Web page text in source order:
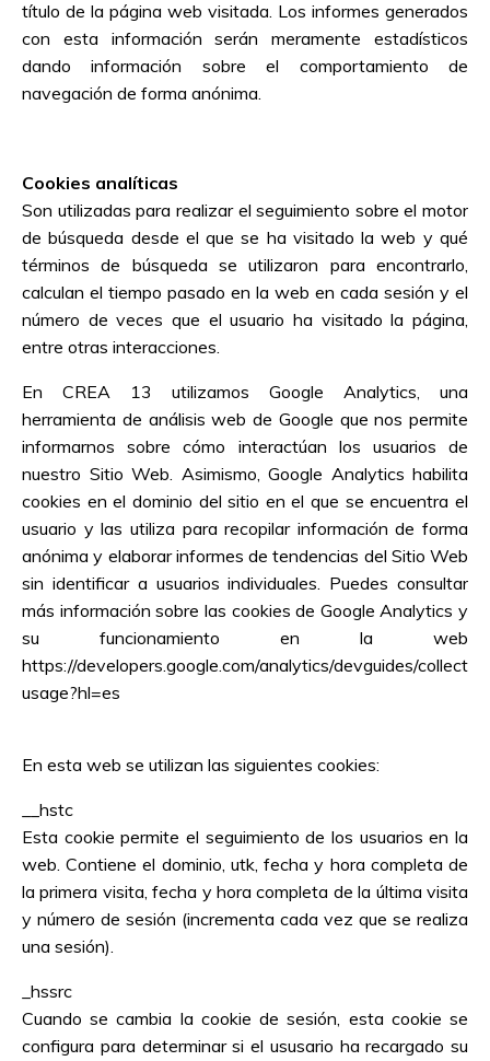
título de la página web visitada. Los informes generados
con esta información serán meramente estadísticos
dando información sobre el comportamiento de
navegación de forma anónima.
Cookies analíticas
Son utilizadas para realizar el seguimiento sobre el motor
de búsqueda desde el que se ha visitado la web y qué
términos de búsqueda se utilizaron para encontrarlo,
calculan el tiempo pasado en la web en cada sesión y el
número de veces que el usuario ha visitado la página,
entre otras interacciones.
En CREA 13 utilizamos Google Analytics, una
herramienta de análisis web de Google que nos permite
informarnos sobre cómo interactúan los usuarios de
nuestro Sitio Web. Asimismo, Google Analytics habilita
cookies en el dominio del sitio en el que se encuentra el
usuario y las utiliza para recopilar información de forma
anónima y elaborar informes de tendencias del Sitio Web
sin identificar a usuarios individuales. Puedes consultar
más información sobre las cookies de Google Analytics y
su funcionamiento en la web
https://developers.google.com/analytics/devguides/
usage?hl=es
En esta web se utilizan las siguientes cookies:
__hstc
Esta cookie permite el seguimiento de los usuarios en la
web. Contiene el dominio, utk, fecha y hora completa de
la primera visita, fecha y hora completa de la última visita
y número de sesión (incrementa cada vez que se realiza
una sesión).
_hssrc
Cuando se cambia la cookie de sesión, esta cookie se
configura para determinar si el ususario ha recargado su